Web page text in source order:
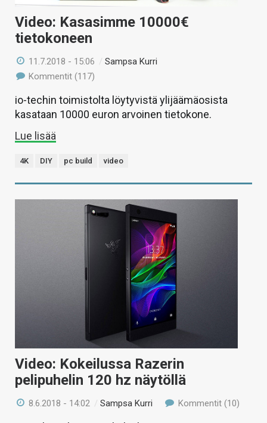
Video: Kasasimme 10000€
tietokoneen
11.7.2018 - 15:06 /Sampsa Kurri
Kommentit (117)
io-techin toimistolta löytyvistä ylijäämäosista
kasataan 10000 euron arvoinen tietokone.
Lue lisää
4K DIY pc build video
Video: Kokeilussa Razerin
pelipuhelin 120 hz näytöllä
8.6.2018 - 14:02 /Sampsa Kurri Kommentit (10)